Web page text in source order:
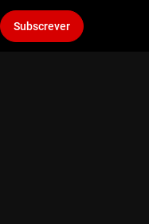
Subscrever